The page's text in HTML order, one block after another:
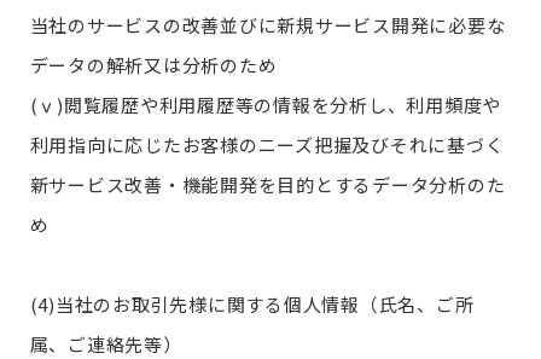
当社のサービスの改善並びに新規サービス開発に必要な
データの解析又は分析のため
(ⅴ)閲覧履歴や利用履歴等の情報を分析し、利用頻度や
利用指向に応じたお客様のニーズ把握及びそれに基づく
新サービス改善・機能開発を目的とするデータ分析のた
め
(4)当社のお取引先様に関する個人情報（氏名、ご所
属、ご連絡先等）